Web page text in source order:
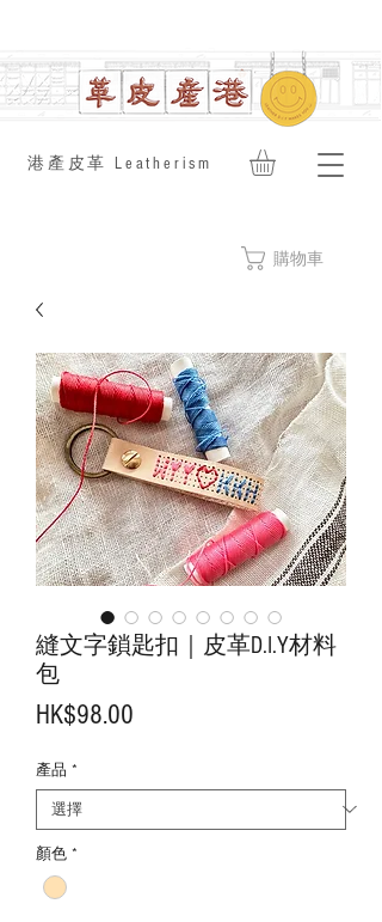
​港產皮革 Leatherism
購物車
縫文字鎖匙扣｜皮革D.I.Y材料
包
HK$98.00
產品 *
顏色 *